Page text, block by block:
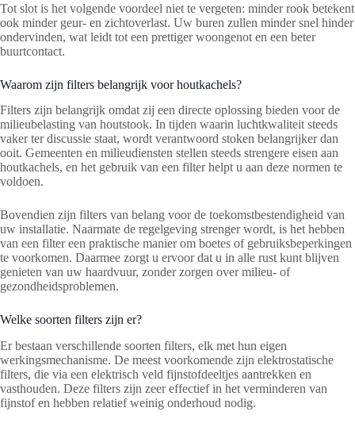
Tot slot is het volgende voordeel niet te vergeten: minder rook betekent
ook minder geur- en zichtoverlast. Uw buren zullen minder snel hinder
ondervinden, wat leidt tot een prettiger woongenot en een beter
buurtcontact.
Waarom zijn filters belangrijk voor houtkachels?
Filters zijn belangrijk omdat zij een directe oplossing bieden voor de
milieubelasting van houtstook. In tijden waarin luchtkwaliteit steeds
vaker ter discussie staat, wordt verantwoord stoken belangrijker dan
ooit. Gemeenten en milieudiensten stellen steeds strengere eisen aan
houtkachels, en het gebruik van een filter helpt u aan deze normen te
voldoen.
Bovendien zijn filters van belang voor de toekomstbestendigheid van
uw installatie. Naarmate de regelgeving strenger wordt, is het hebben
van een filter een praktische manier om boetes of gebruiksbeperkingen
te voorkomen. Daarmee zorgt u ervoor dat u in alle rust kunt blijven
genieten van uw haardvuur, zonder zorgen over milieu- of
gezondheidsproblemen.
Welke soorten filters zijn er?
Er bestaan verschillende soorten filters, elk met hun eigen
werkingsmechanisme. De meest voorkomende zijn elektrostatische
filters, die via een elektrisch veld fijnstofdeeltjes aantrekken en
vasthouden. Deze filters zijn zeer effectief in het verminderen van
fijnstof en hebben relatief weinig onderhoud nodig.